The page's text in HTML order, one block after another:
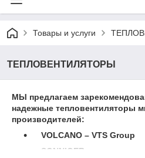
Товары и услуги
ТЕПЛОВЕНТИЛЯТОРЫ
МЫ предлагаем
надежные тепловентиляторы
производителей:
VOLCANO – VTS Group
SONNIGER